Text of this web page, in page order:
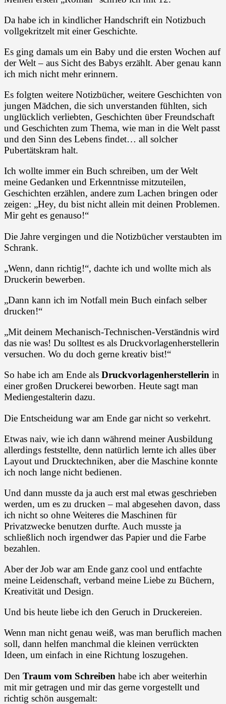
Da habe ich in kindlicher Handschrift ein Notizbuch
vollgekritzelt mit einer Geschichte.
Es ging damals um ein Baby und die ersten Wochen auf
der Welt – aus Sicht des Babys erzählt. Aber genau kann
ich mich nicht mehr erinnern.
Es folgten weitere Notizbücher, weitere Geschichten von
jungen Mädchen, die sich unverstanden fühlten, sich
unglücklich verliebten, Geschichten über Freundschaft
und Geschichten zum Thema, wie man in die Welt passt
und den Sinn des Lebens findet… all solcher
Pubertätskram halt.
Ich wollte immer ein Buch schreiben, um der Welt
meine Gedanken und Erkenntnisse mitzuteilen,
Geschichten erzählen, andere zum Lachen bringen oder
zeigen: „Hey, du bist nicht allein mit deinen Problemen.
Mir geht es genauso!“
Die Jahre vergingen und die Notizbücher verstaubten im
Schrank.
„Wenn, dann richtig!“, dachte ich und wollte mich als
Druckerin bewerben.
„Dann kann ich im Notfall mein Buch einfach selber
drucken!“
„Mit deinem Mechanisch-Technischen-Verständnis wird
das nie was! Du solltest es als Druckvorlagenherstellerin
versuchen. Wo du doch gerne kreativ bist!“
So habe ich am Ende als Druckvorlagenherstellerin in
einer großen Druckerei beworben. Heute sagt man
Mediengestalterin dazu.
Die Entscheidung war am Ende gar nicht so verkehrt.
Etwas naiv, wie ich dann während meiner Ausbildung
allerdings feststellte, denn natürlich lernte ich alles über
Layout und Drucktechniken, aber die Maschine konnte
ich noch lange nicht bedienen.
Und dann musste da ja auch erst mal etwas geschrieben
werden, um es zu drucken – mal abgesehen davon, dass
ich nicht so ohne Weiteres die Maschinen für
Privatzwecke benutzen durfte. Auch musste ja
schließlich noch irgendwer das Papier und die Farbe
bezahlen.
Aber der Job war am Ende ganz cool und entfachte
meine Leidenschaft, verband meine Liebe zu Büchern,
Kreativität und Design.
Und bis heute liebe ich den Geruch in Druckereien.
Wenn man nicht genau weiß, was man beruflich machen
soll, dann helfen manchmal die kleinen verrückten
Ideen, um einfach in eine Richtung loszugehen.
Den Traum vom Schreiben habe ich aber weiterhin
mit mir getragen und mir das gerne vorgestellt und
richtig schön ausgemalt: